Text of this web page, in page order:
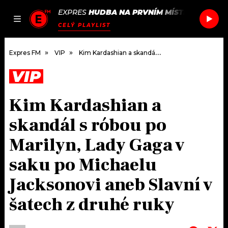
JAK
SEZNAM.CZ
EXPRES HUDBA NA PRVNÍM MÍSTĚ
CELÝ PLAYLIST
DOMŮ
ČLÁNKY
HUDBA
ROZHOVORY
#NEBUDUDOMA
PODCASTY
JAK NALADIT
RÁDIO
APLIKACE
Expres FM VIP Kim Kardashian a skandál s róbou po Marilyn, Lady Gaga v saku po Michaelu Jacksonovi aneb Slavní v šatech z druhé ruky
VIP
Kim Kardashian a
skandál s róbou po
Marilyn, Lady Gaga v
saku po Michaelu
Jacksonovi aneb Slavní v
šatech z druhé ruky